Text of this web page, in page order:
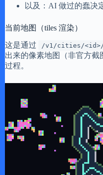
以及：AI 做过的蠢决
当前地图（tiles 渲染）
这是通过 /v1/cities/<id>/
出来的像素地图（非官方
过程。